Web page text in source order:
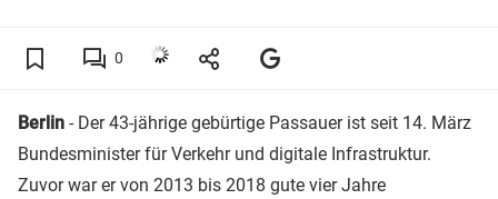
0
Berlin - Der 43-jährige gebürtige Passauer ist seit 14. März
Bundesminister für Verkehr und digitale Infrastruktur.
Zuvor war er von 2013 bis 2018 gute vier Jahre